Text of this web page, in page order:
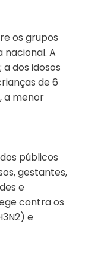
os grupos
nacional. A
dos idosos
de 6
a menor
públicos
gestantes,
e
contra os
e